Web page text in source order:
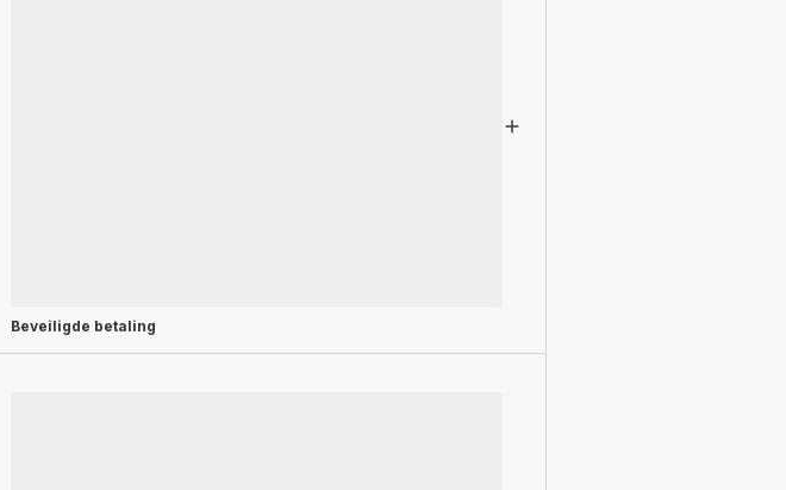
Beveiligde betaling